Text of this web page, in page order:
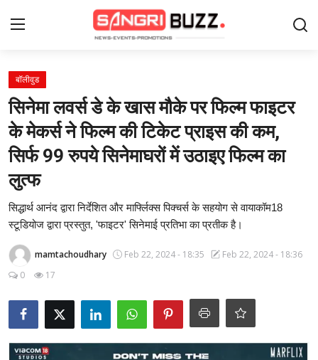
Home
Contact
About Us
फैशन
लाइफस्टाइल
ब्यूटी पेजेंट
बॉलीवुड
सिनेमा लवर्स डे के खास मौके पर फिल्म फाइटर
के मेकर्स ने फिल्म की टिकेट प्राइस की कम,
सिर्फ 99 रुपये सिनेमाघरों में उठाइए फिल्म का
लुत्फ
सिद्धार्थ आनंद द्वारा निर्देशित और मार्फ्लिक्स पिक्चर्स के सहयोग से वायाकॉम18
स्टूडियोज द्वारा प्रस्तुत, 'फाइटर' सिनेमाई प्रतिभा का प्रतीक है।
mamtachoudhary Feb 22, 2024 - 18:35
Feb 22, 2024 - 18:36
0
17